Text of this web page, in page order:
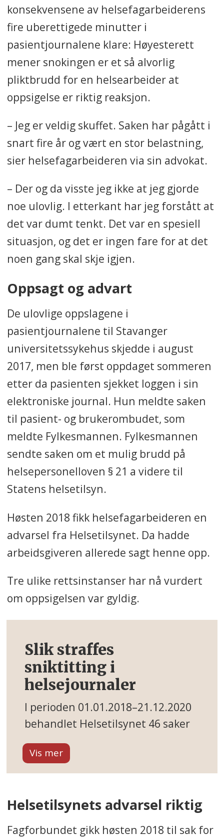
konsekvensene av helsefagarbeiderens
fire uberettigede minutter i
pasientjournalene klare: Høyesterett
mener snokingen er et så alvorlig
pliktbrudd for en helsearbeider at
oppsigelse er riktig reaksjon.
– Jeg er veldig skuffet. Saken har pågått i
snart fire år og vært en stor belastning,
sier helsefagarbeideren via sin advokat.
– Der og da visste jeg ikke at jeg gjorde
noe ulovlig. I etterkant har jeg forstått at
det var dumt tenkt. Det var en spesiell
situasjon, og det er ingen fare for at det
noen gang skal skje igjen.
Oppsagt og advart
De ulovlige oppslagene i
pasientjournalene til Stavanger
universitetssykehus skjedde i august
2017, men ble først oppdaget sommeren
etter da pasienten sjekket loggen i sin
elektroniske journal. Hun meldte saken
til pasient- og brukerombudet, som
meldte Fylkesmannen. Fylkesmannen
sendte saken om et mulig brudd på
helsepersonelloven § 21 a videre til
Statens helsetilsyn.
Høsten 2018 fikk helsefagarbeideren en
advarsel fra Helsetilsynet. Da hadde
arbeidsgiveren allerede sagt henne opp.
Tre ulike rettsinstanser har nå vurdert
om oppsigelsen var gyldig.
Slik straffes
sniktitting i
helsejournaler
I perioden 01.01.2018–21.12.2020
behandlet Helsetilsynet 46 saker
om brudd på helsepersonelloven §
21 a.
• I 16 saker ble det påpekt
lovbrudd, men ikke gitt noen
Helsetilsynets advarsel riktig
Fagforbundet gikk høsten 2018 til sak for